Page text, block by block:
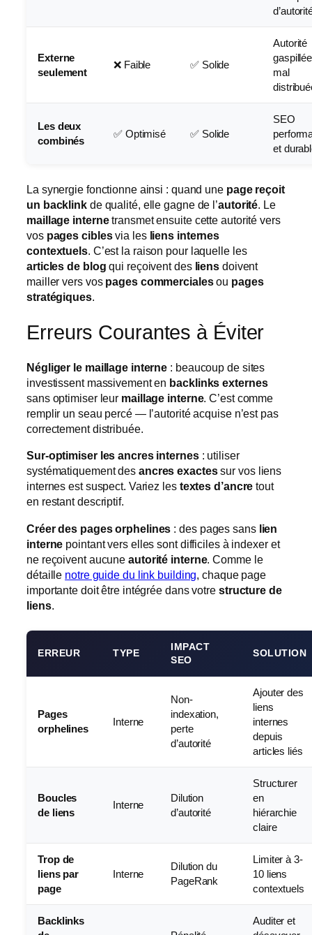
Externe
seulement
❌ Faible ✅ Solide
Autorité
mal
Les deux
combinés
✅ Optimisé ✅ Solide
SEO
et
La synergie fonctionne ainsi : quand une page reçoit
un backlinkde qualité, elle gagne de l’autorité. Le
maillage internetransmet ensuite cette autorité vers
vos pages ciblesvia les liens internes
contextuels. C’est la raison pour laquelle les
articles de blog qui reçoivent des liens doivent
mailler vers vos pages commercialesou pages
stratégiques.
Erreurs Courantes à Éviter
Négliger le maillage interne : beaucoup de sites
investissent massivement en backlinks externes
sans optimiser leur maillage interne. C’est comme
remplir un seau percé — l’autorité acquise n’est pas
correctement distribuée.
Sur-optimiser les ancres internes: utiliser
systématiquement des ancres exactessur vos liens
internes est suspect. Variez les textes d’ancre tout
en restant descriptif.
Créer des pages orphelines : des pages sans lien
interne pointant vers elles sont difficiles à indexer et
ne reçoivent aucune autorité interne. Comme le
détaille notre guide du link building, chaque page
importante doit être intégrée dans votre structure de
liens.
ERREUR TYPE
IMPACT
SEO
SOLUTION
Pages
orphelines
Interne
Non-
indexation,
perte
d’autorité
Ajouter des
liens
internes
depuis
articles liés
Boucles
de liens
Interne
Dilution
d’autorité
Structurer
en
hiérarchie
claire
Trop de
liens par
page
Interne
Dilution du
PageRank
Limiter à 3-
10 liens
contextuels
Backlinks
Auditer et